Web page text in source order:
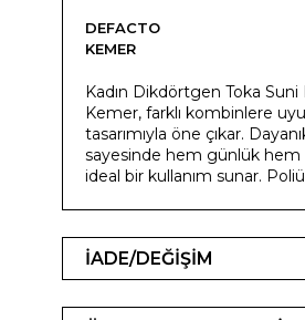
DEFACTO
KEMER
Kadın Dikdörtgen Toka Suni
Kemer, farklı kombinlere
tasarımıyla öne çıkar.
sayesinde hem günlük hem
ideal bir kullanım sunar.
İADE/DEĞİŞİM